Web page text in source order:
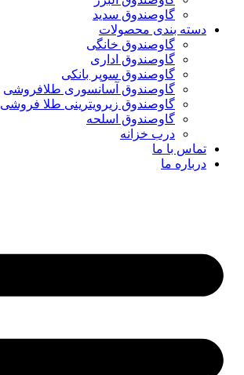
گاوصندوق سدید
دسته بندی محصولات
گاوصندوق خانگی
گاوصندوق اداری
گاوصندوق سوپر بانکی
گاوصندوق آسانسوری طلافروشی
گاوصندوق زیرویترینی طلا فروشی
گاوصندوق اسلحه
درب خزانه
تماس با ما
درباره ما